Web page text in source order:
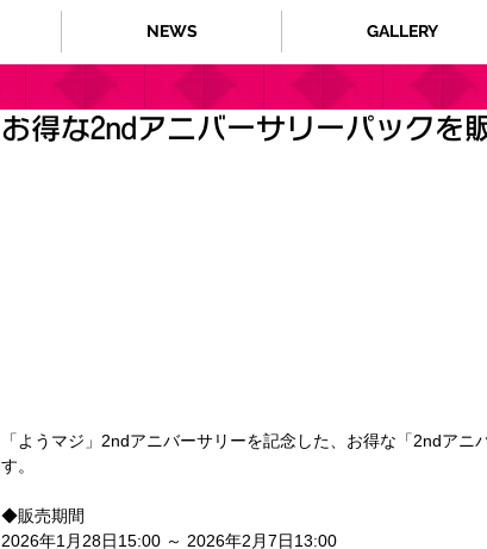
NEWS GALLERY
お得な2ndアニバーサリーパックを
「ようマジ」2ndアニバーサリーを記念した、お得な「2ndア
す。
◆販売期間
2026年1月28日15:00 ～ 2026年2月7日13:00